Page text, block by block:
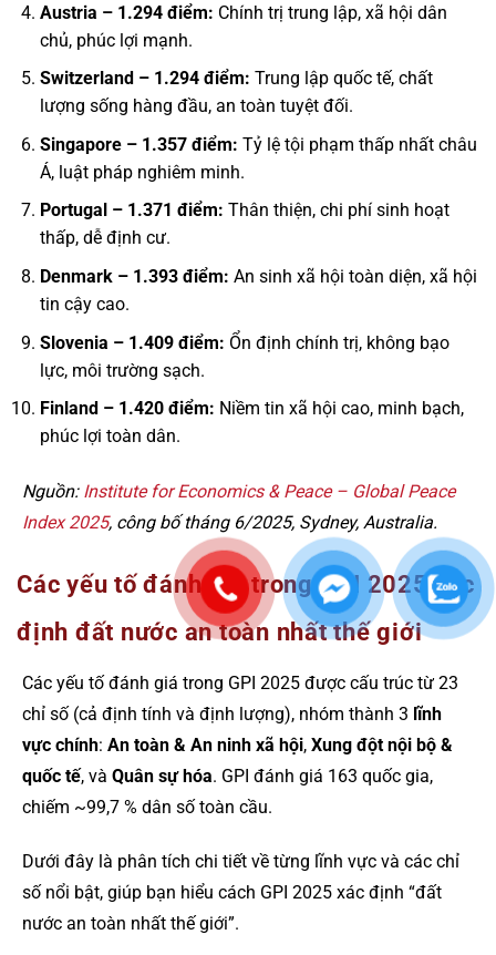
Austria – 1.294 điểm: Chính trị trung lập, xã hội dân
chủ, phúc lợi mạnh.
Switzerland – 1.294 điểm: Trung lập quốc tế, chất
lượng sống hàng đầu, an toàn tuyệt đối.
Singapore – 1.357 điểm: Tỷ lệ tội phạm thấp nhất châu
Á, luật pháp nghiêm minh.
Portugal – 1.371 điểm: Thân thiện, chi phí sinh hoạt
thấp, dễ định cư.
Denmark – 1.393 điểm: An sinh xã hội toàn diện, xã hội
tin cậy cao.
Slovenia – 1.409 điểm: Ổn định chính trị, không bạo
lực, môi trường sạch.
Finland – 1.420 điểm: Niềm tin xã hội cao, minh bạch,
phúc lợi toàn dân.
Nguồn: Institute for Economics & Peace – Global Peace
Index 2025, công bố tháng 6/2025, Sydney, Australia.
Các yếu tố đánh giá trong GPI 2025 xác
định đất nước an toàn nhất thế giới
Các yếu tố đánh giá trong GPI 2025 được cấu trúc từ 23
chỉ số (cả định tính và định lượng), nhóm thành 3 lĩnh
vực chính: An toàn & An ninh xã hội, Xung đột nội bộ &
quốc tế, và Quân sự hóa. GPI đánh giá 163 quốc gia,
chiếm ~99,7 % dân số toàn cầu.
Dưới đây là phân tích chi tiết về từng lĩnh vực và các chỉ
số nổi bật, giúp bạn hiểu cách GPI 2025 xác định “đất
nước an toàn nhất thế giới”.